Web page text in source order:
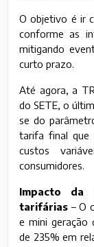
O objetivo é ir
conforme as
mitigando
curto prazo.
Até agora, a
do SETE, o
se do
tarifa final que
custos
consumidores.
Impacto da
tarifárias – O
e mini geração
de 235% em